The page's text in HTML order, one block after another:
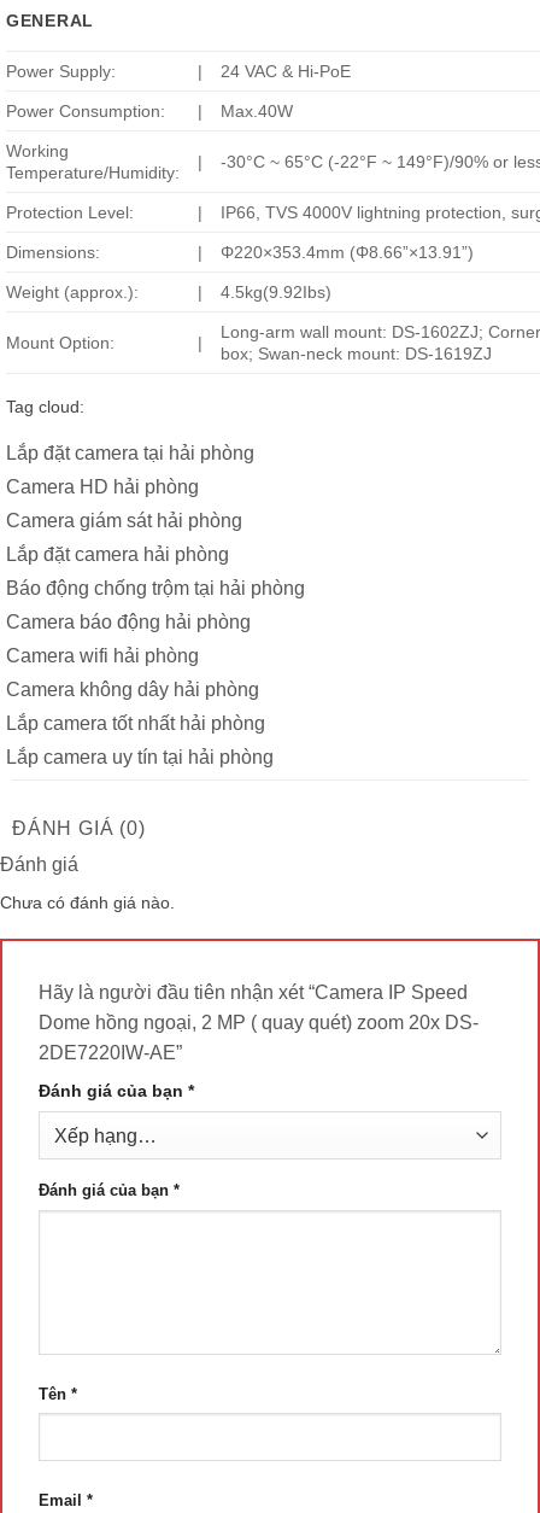
GENERAL
Power Supply: | 24 VAC & Hi-PoE
Power Consumption: | Max.40W
Working
Temperature/Humidity:
| -30°C ~ 65°C (-22°F ~ 149°F)/90% or
Protection Level: | IP66, TVS 4000V lightning protection,
Dimensions: | Φ220×353.4mm (Φ8.66”×13.91”)
Weight (approx.): | 4.5kg(9.92Ibs)
Mount Option: |
Long-arm wall mount: DS-1602ZJ;
box; Swan-neck mount: DS-1619ZJ
Tag cloud:
Lắp đặt camera tại hải phòng
Camera HD hải phòng
Camera giám sát hải phòng
Lắp đặt camera hải phòng
Báo động chống trộm tại hải phòng
Camera báo động hải phòng
Camera wifi hải phòng
Camera không dây hải phòng
Lắp camera tốt nhất hải phòng
Lắp camera uy tín tại hải phòng
ĐÁNH GIÁ (0)
Đánh giá
Chưa có đánh giá nào.
Hãy là người đầu tiên nhận xét “Camera IP Speed
Dome hồng ngoại, 2 MP ( quay quét) zoom 20x DS-
2DE7220IW-AE”
Đánh giá của bạn *
Đánh giá của bạn *
Tên *
Email *